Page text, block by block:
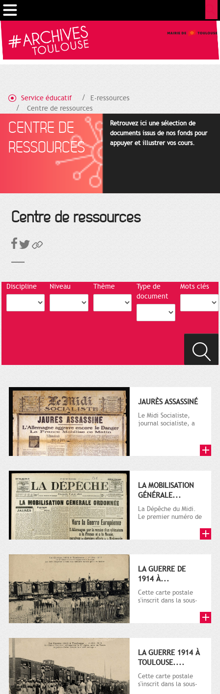
Service éducatif
E-ressources
Centre de ressources
CENTRE DE
RESSOURCES
Retrouvez ici une sélection de
documents issus de nos fonds pour
appuyer et illustrer vos cours.
Centre de ressources
Discipline Niveau Thème
Type de
document
Mots clés
JAURÈS ASSASSINÉ
Le Midi Socialiste,
journal socialiste, a
LA MOBILISATION
GÉNÉRALE...
La Dépêche du Midi.
Le premier numéro de
octobre...
LA GUERRE DE
1914 À...
Cette carte postale
s'inscrit dans la sous-
plusieurs milliers de...
LA GUERRE 1914 À
TOULOUSE....
Cette carte postale
s'inscrit dans la sous-
Cookies management panel